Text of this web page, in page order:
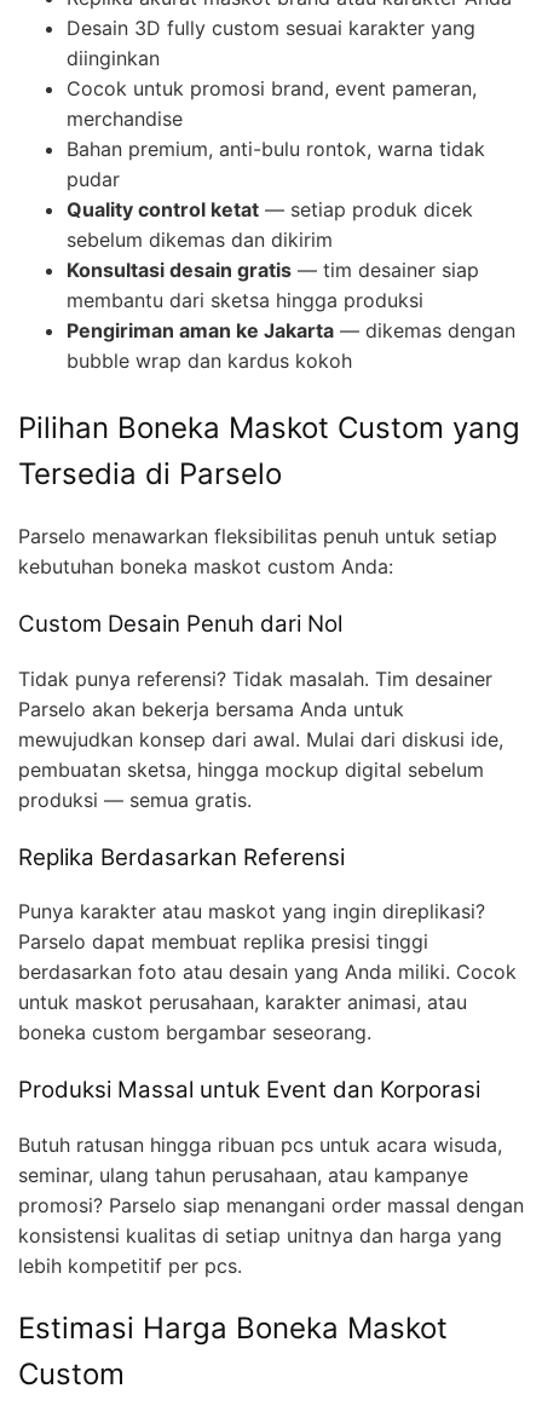
Desain 3D fully custom sesuai karakter yang
diinginkan
Cocok untuk promosi brand, event pameran,
merchandise
Bahan premium, anti-bulu rontok, warna tidak
pudar
Quality control ketat — setiap produk dicek
sebelum dikemas dan dikirim
Konsultasi desain gratis — tim desainer siap
membantu dari sketsa hingga produksi
Pengiriman aman ke Jakarta — dikemas dengan
bubble wrap dan kardus kokoh
Pilihan Boneka Maskot Custom yang
Tersedia di Parselo
Parselo menawarkan fleksibilitas penuh untuk setiap
kebutuhan boneka maskot custom Anda:
Custom Desain Penuh dari Nol
Tidak punya referensi? Tidak masalah. Tim desainer
Parselo akan bekerja bersama Anda untuk
mewujudkan konsep dari awal. Mulai dari diskusi ide,
pembuatan sketsa, hingga mockup digital sebelum
produksi — semua gratis.
Replika Berdasarkan Referensi
Punya karakter atau maskot yang ingin direplikasi?
Parselo dapat membuat replika presisi tinggi
berdasarkan foto atau desain yang Anda miliki. Cocok
untuk maskot perusahaan, karakter animasi, atau
boneka custom bergambar seseorang.
Produksi Massal untuk Event dan Korporasi
Butuh ratusan hingga ribuan pcs untuk acara wisuda,
seminar, ulang tahun perusahaan, atau kampanye
promosi? Parselo siap menangani order massal dengan
konsistensi kualitas di setiap unitnya dan harga yang
lebih kompetitif per pcs.
Estimasi Harga Boneka Maskot
Custom